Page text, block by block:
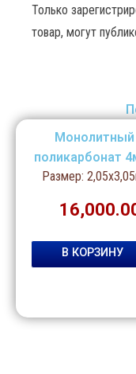
Монолитный
поликарбонат
прозрачный
Размер:
В КОРЗИНУ
Только
товар, могут